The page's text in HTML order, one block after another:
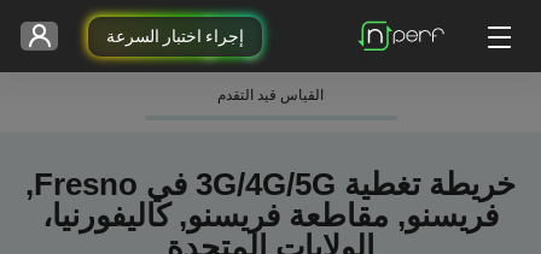
إجراء اختبار السرعة
القياس قيد التقدم
خريطة تغطية 3G/4G/5G في Fresno,
فريسنو, مقاطعة فريسنو, كاليفورنيا،
الولايات المتحدة